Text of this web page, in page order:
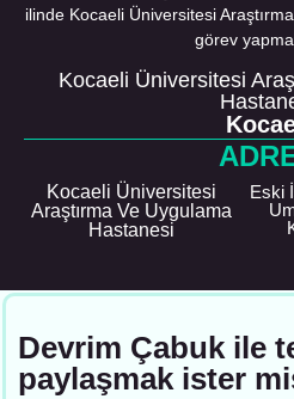
ilinde Kocaeli Üniversitesi
görev
Kocaeli Üniversitesi
Kocaeli Üniversitesi
Araştırma Ve Uygulama
Hastanesi
Eski
Devrim Çabuk ile
paylaşmak ister